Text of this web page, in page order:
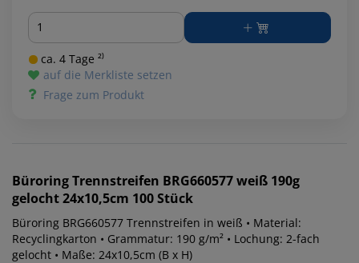
Menge
ca. 4 Tage ²⁾
auf die Merkliste setzen
Frage zum Produkt
BüroringTrennstreifen BRG660577 weiß 190g
gelocht 24x10,5cm 100 Stück
Büroring BRG660577 Trennstreifen in weiß • Material:
Recyclingkarton • Grammatur: 190 g/m² • Lochung: 2-fach
gelocht • Maße: 24x10,5cm (B x H)